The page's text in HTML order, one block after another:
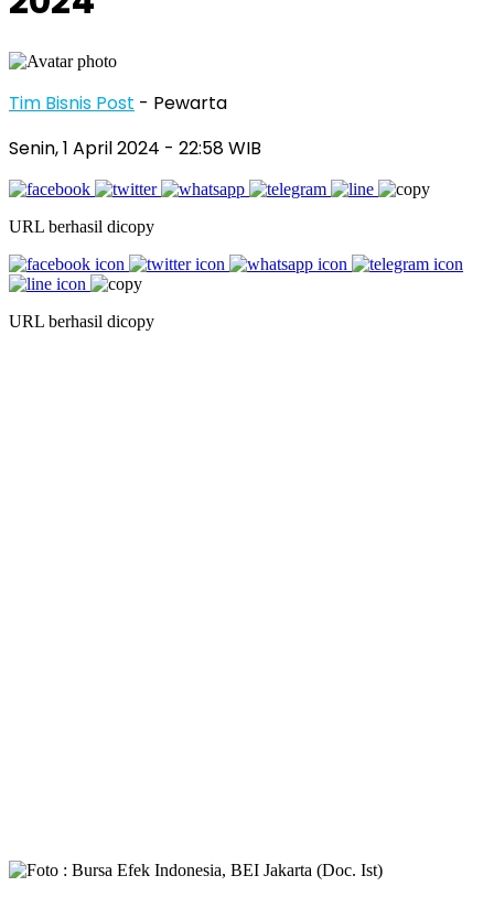
Tim Bisnis Post - Pewarta
Senin, 1 April 2024 - 22:58 WIB
URL berhasil dicopy
URL berhasil dicopy